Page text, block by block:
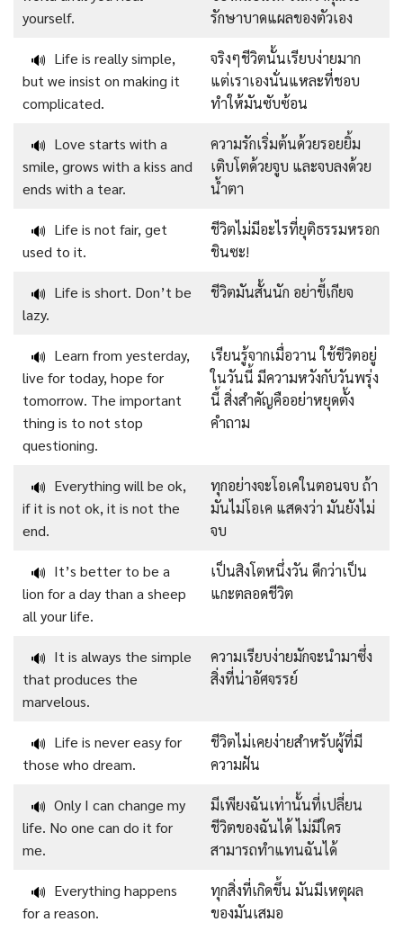
yourself.
รักษาบาดแผลของตัวเอง
🔊 Life is really simple,
but we insist on making it
complicated.
จริงๆชีวิตนั้นเรียบง่ายมาก
แต่เราเองนั่นแหละที่ชอบ
ทำให้มันซับซ้อน
🔊 Love starts with a
smile, grows with a kiss and
ends with a tear.
ความรักเริ่มต้นด้วยรอยยิ้ม
เติบโตด้วยจูบ และจบลงด้วย
น้ำตา
🔊 Life is not fair, get
used to it.
ชีวิตไม่มีอะไรที่ยุติธรรมหรอก
ชินซะ!
🔊 Life is short. Don’t be
lazy.
ชีวิตมันสั้นนัก อย่าขี้เกียจ
🔊 Learn from yesterday,
live for today, hope for
tomorrow. The important
thing is to not stop
questioning.
เรียนรู้จากเมื่อวาน ใช้ชีวิตอยู่
ในวันนี้ มีความหวังกับวันพรุ่ง
นี้ สิ่งสำคัญคืออย่าหยุดตั้ง
คำถาม
🔊 Everything will be ok,
if it is not ok, it is not the
end.
ทุกอย่างจะโอเคในตอนจบ ถ้า
มันไม่โอเค แสดงว่า มันยังไม่
จบ
🔊 It’s better to be a
lion for a day than a sheep
all your life.
เป็นสิงโตหนึ่งวัน ดีกว่าเป็น
แกะตลอดชีวิต
🔊 It is always the simple
that produces the
marvelous.
ความเรียบง่ายมักจะนำมาซึ่ง
สิ่งที่น่าอัศจรรย์
🔊 Life is never easy for
those who dream.
ชีวิตไม่เคยง่ายสำหรับผู้ที่มี
ความฝัน
🔊 Only I can change my
life. No one can do it for
me.
มีเพียงฉันเท่านั้นที่เปลี่ยน
ชีวิตของฉันได้ ไม่มีใคร
สามารถทำแทนฉันได้
🔊 Everything happens
for a reason.
ทุกสิ่งที่เกิดขึ้น มันมีเหตุผล
ของมันเสมอ